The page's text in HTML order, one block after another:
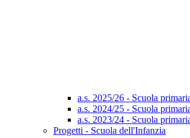
a.s. 2025/26 - Scuola
a.s. 2024/25 - Scuola
a.s. 2023/24 - Scuola
Progetti - Scuola dell'Infanzia